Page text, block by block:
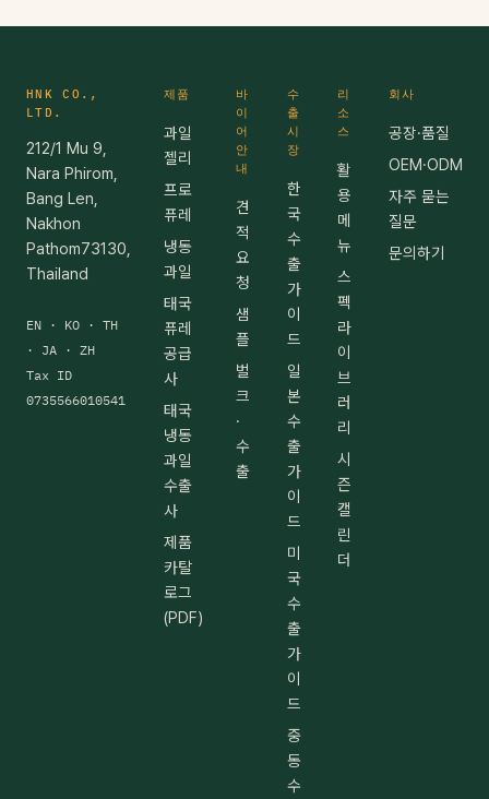
HNK CO.,
LTD.
212/1 Mu 9,
Nara Phirom,
Bang Len,
Nakhon
Pathom73130,
Thailand
EN · KO · TH
· JA · ZH
Tax ID
0735566010541
제품
과일
젤리
프로
퓨레
냉동
과일
태국
퓨레
공급
사
태국
냉동
과일
수출
사
제품
카탈
로그
(PDF)
바
이
어
안
내
견
적
요
청
샘
플
벌
크
·
수
출
수
출
시
장
한
국
수
출
가
이
드
일
본
수
출
가
이
드
미
국
수
출
가
이
드
중
동
수
리
소
스
활
용
메
뉴
스
펙
라
이
브
러
리
시
즌
캘
린
더
회사
공장·품질
OEM·ODM
자주 묻는
질문
문의하기